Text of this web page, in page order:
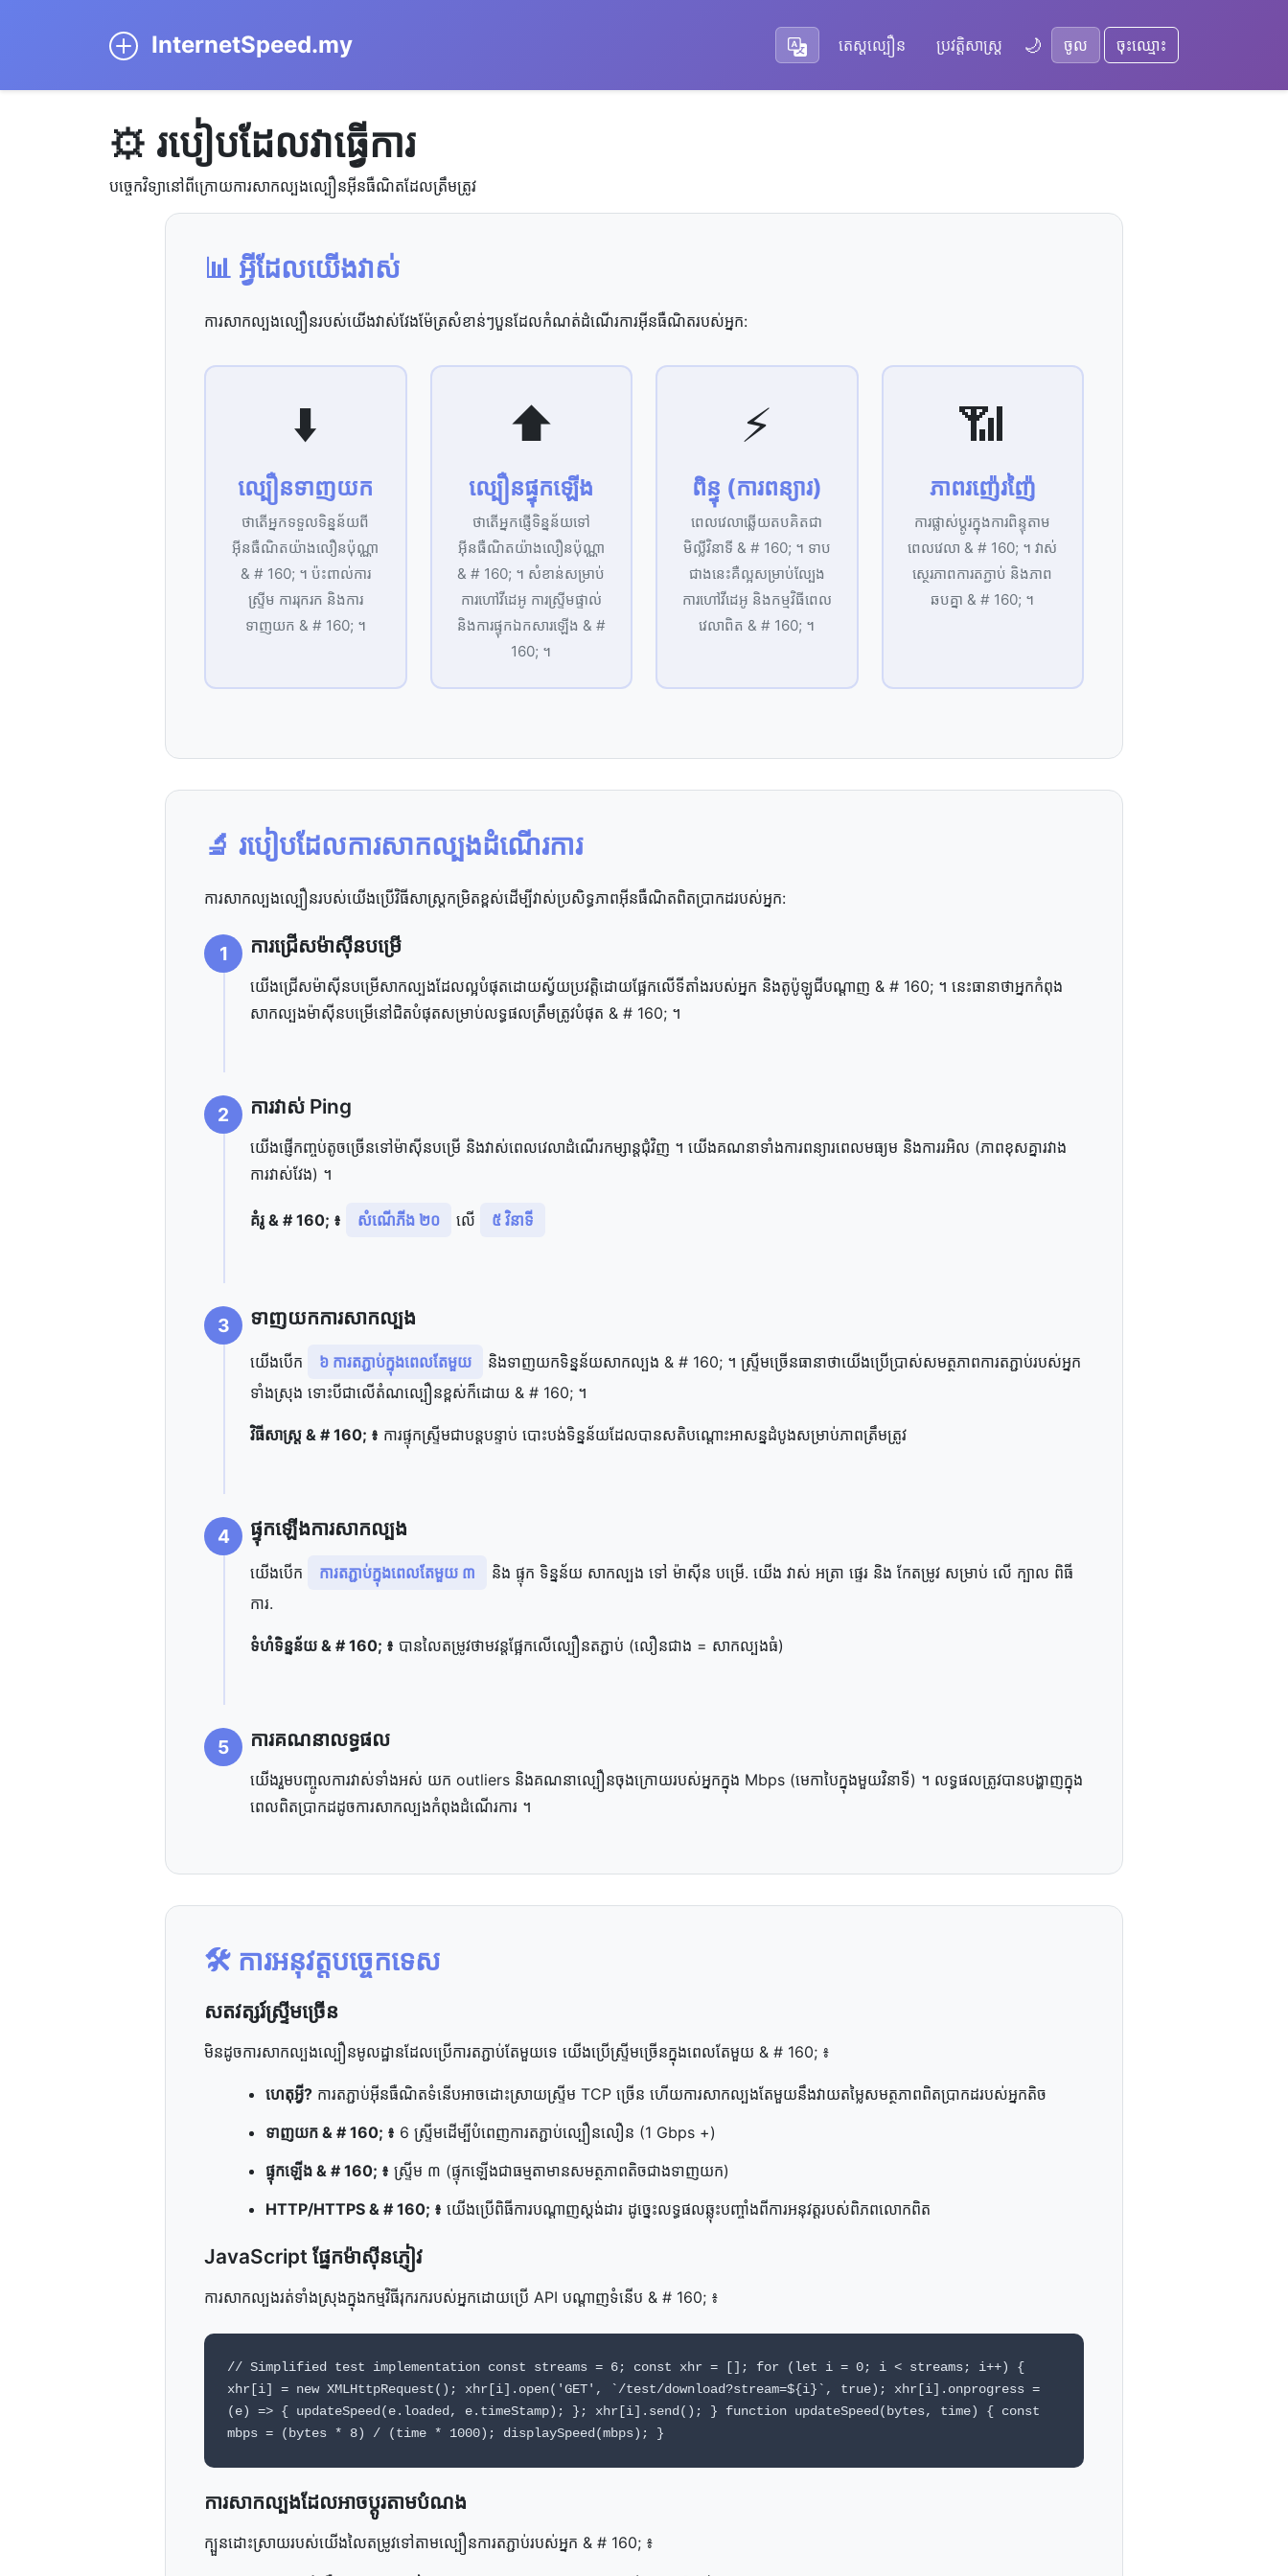
InternetSpeed.my តេស្តល្បឿន ប្រវត្តិសាស្ត្រ 🌙 ចូល ចុះឈ្មោះ
⚙️ របៀប​ដែល​វា​ធ្វើការ
បច្ចេកវិទ្យា​នៅ​ពី​ក្រោយ​ការ​សាកល្បង​ល្បឿន​អ៊ីនធឺណិត​ដែល​ត្រឹមត្រូវ
📊 អ្វី​ដែល​យើង​វាស់
ការសាកល្បងល្បឿនរបស់យើងវាស់វែងម៉ែត្រសំខាន់ៗបួនដែលកំណត់ដំណើរការអ៊ីនធឺណិតរបស់អ្នក:
⬇️
ល្បឿន​ទាញយក
ថា​តើ​អ្នក​ទទួល​ទិន្នន័យ​ពី​
អ៊ីនធឺណិត​យ៉ាង​លឿន​ប៉ុណ្ណា
& # 160; ។ ប៉ះពាល់​ការ​
ស្ទ្រីម ការ​រុករក និង​ការ​
ទាញយក & # 160; ។
⬆️
ល្បឿន​ផ្ទុក​ឡើង
ថា​តើ​អ្នក​ផ្ញើ​ទិន្នន័យ​ទៅ​
អ៊ីនធឺណិត​យ៉ាង​លឿន​ប៉ុណ្ណា
& # 160; ។ សំខាន់​សម្រាប់​
ការ​ហៅ​វីដេអូ ការ​ស្ទ្រីម​ផ្ទាល់
និង​ការ​ផ្ទុក​ឯកសារ​ឡើង & #
160; ។
⚡
ពិន្ទុ (ការ​ពន្យារ)
ពេលវេលា​ឆ្លើយតប​គិត​ជា​
មិល្លីវិនាទី & # 160; ។ ទាប​
ជាង​នេះ​គឺ​ល្អ​សម្រាប់​ល្បែង
ការ​ហៅ​វីដេអូ និង​កម្មវិធី​ពេល
វេលា​ពិត & # 160; ។
📶
ភាព​រញ៉េរញ៉ៃ
ការ​ផ្លាស់ប្ដូរ​ក្នុង​ការ​ពិន្ទុ​តាម​
ពេល​វេលា & # 160; ។ វាស់​
ស្ថេរភាព​ការ​តភ្ជាប់ និង​ភាព​
ឆបគ្នា & # 160; ។
🔬 របៀប​ដែល​ការ​សាកល្បង​ដំណើរការ
ការសាកល្បងល្បឿនរបស់យើងប្រើវិធីសាស្រ្តកម្រិតខ្ពស់ដើម្បីវាស់ប្រសិទ្ធភាពអ៊ីនធឺណិតពិតប្រាកដរបស់អ្នក:
1 ការ​ជ្រើស​ម៉ាស៊ីន​បម្រើ
យើង​ជ្រើស​ម៉ាស៊ីន​បម្រើ​សាកល្បង​ដែល​ល្អ​បំផុត​ដោយ​ស្វ័យ​ប្រវត្តិ​ដោយ​ផ្អែក​លើ​ទីតាំង​របស់​អ្នក និង​តូប៉ូឡូជី​បណ្ដាញ & # 160; ។ នេះ​ធានា​ថា​អ្នក​កំពុង​
សាកល្បង​ម៉ាស៊ីន​បម្រើ​នៅ​ជិត​បំផុត​សម្រាប់​លទ្ធផល​ត្រឹមត្រូវ​បំផុត & # 160; ។
2 ការ​វាស់ Ping
យើង​ផ្ញើ​កញ្ចប់​តូច​ច្រើន​ទៅ​ម៉ាស៊ីន​បម្រើ និង​វាស់​ពេលវេលា​ដំណើរ​កម្សាន្ត​ជុំ​វិញ ។ យើង​គណនា​ទាំង​ការ​ពន្យារ​ពេល​មធ្យម និង​ការ​រអិល (ភាព​ខុសគ្នា​រវាង​
ការ​វាស់​វែង) ។
គំរូ & # 160; ៖ សំណើ​ភីង ២០ លើ ៥ វិនាទី
3 ទាញយក​ការ​សាកល្បង
យើង​បើក ៦ ការ​តភ្ជាប់​ក្នុង​ពេល​តែ​មួយ
និង​ទាញយក​ទិន្នន័យ​សាកល្បង & # 160; ។ ស្ទ្រីម​ច្រើន​ធានា​ថា​យើង​ប្រើប្រាស់​សមត្ថភាព​ការ​តភ្ជាប់​របស់​អ្នក​
ទាំងស្រុង ទោះបី​ជា​លើ​តំណ​ល្បឿន​ខ្ពស់​ក៏ដោយ & # 160; ។
វិធីសាស្ត្រ & # 160; ៖ ការ​ផ្ទុក​ស្ទ្រីម​ជា​បន្តបន្ទាប់ បោះបង់​ទិន្នន័យ​ដែល​បាន​សតិ​បណ្ដោះអាសន្ន​ដំបូង​សម្រាប់​ភាព​ត្រឹមត្រូវ
4 ផ្ទុក​ឡើង​ការ​សាកល្បង
យើង​បើក ការ​តភ្ជាប់​ក្នុង​ពេល​តែ​មួយ ៣
និង ផ្ទុក ទិន្នន័យ សាកល្បង ទៅ ម៉ាស៊ីន បម្រើ. យើង វាស់ អត្រា ផ្ទេរ និង កែតម្រូវ សម្រាប់ លើ ក្បាល ពិធី
ការ.
ទំហំ​ទិន្នន័យ & # 160; ៖ បាន​លៃតម្រូវ​ថាមវន្ត​ផ្អែក​លើ​ល្បឿន​តភ្ជាប់ (លឿន​ជាង = សាកល្បង​ធំ)
5 ការ​គណនា​លទ្ធផល
យើង​រួម​បញ្ចូល​ការ​វាស់​ទាំងអស់ យក outliers និង​គណនា​ល្បឿន​ចុងក្រោយ​របស់​អ្នក​ក្នុង Mbps (មេកាបៃ​ក្នុង​មួយ​វិនាទី) ។ លទ្ធផល​ត្រូវបាន​បង្ហាញ​ក្នុង​
ពេល​ពិត​ប្រាកដ​ដូច​ការ​សាកល្បង​កំពុង​ដំណើរការ ។
🛠️ ការ​អនុវត្ត​បច្ចេកទេស
សតវត្សរ៍​ស្ទ្រីម​ច្រើន
មិន​ដូច​ការ​សាកល្បង​ល្បឿន​មូលដ្ឋាន​ដែល​ប្រើ​ការ​តភ្ជាប់​តែ​មួយ​ទេ យើង​ប្រើ​ស្ទ្រីម​ច្រើន​ក្នុង​ពេល​តែ​មួយ & # 160; ៖
ហេតុ​អ្វី​? ការ​តភ្ជាប់​អ៊ីនធឺណិត​ទំនើប​អាច​ដោះស្រាយ​ស្ទ្រីម TCP ច្រើន ហើយ​ការ​សាកល្បង​តែ​មួយ​នឹង​វាយតម្លៃ​សមត្ថភាព​ពិតប្រាកដ​របស់​អ្នក​តិច
ទាញយក & # 160; ៖ 6 ស្ទ្រីមដើម្បីបំពេញការតភ្ជាប់ល្បឿនលឿន (1 Gbps +)
ផ្ទុក​ឡើង & # 160; ៖ ស្ទ្រីម ៣ (ផ្ទុកឡើង​ជា​ធម្មតា​មាន​សមត្ថភាព​តិចជាង​ទាញយក)
HTTP/HTTPS & # 160; ៖ យើង​ប្រើ​ពិធីការ​បណ្ដាញ​ស្តង់ដារ ដូច្នេះ​លទ្ធផល​ឆ្លុះបញ្ចាំង​ពី​ការ​អនុវត្ត​របស់​ពិភពលោក​ពិត
JavaScript ផ្នែក​ម៉ាស៊ីន​ភ្ញៀវ
ការ​សាកល្បង​រត់​ទាំងស្រុង​ក្នុង​កម្មវិធី​រុករក​របស់​អ្នក​ដោយ​ប្រើ​ API បណ្ដាញ​ទំនើប & # 160; ៖
// Simplified test implementation const streams = 6; const xhr = []; for (let i = 0; i < streams; i++) {
xhr[i] = new XMLHttpRequest(); xhr[i].open('GET', `/test/download?stream=${i}`, true); xhr[i].onprogress =
(e) => { updateSpeed(e.loaded, e.timeStamp); }; xhr[i].send(); } function updateSpeed(bytes, time) { const
mbps = (bytes * 8) / (time * 1000); displaySpeed(mbps); }
ការ​សាកល្បង​ដែល​អាច​ប្ដូរ​តាម​បំណង
ក្បួន​ដោះស្រាយ​របស់​យើង​លៃតម្រូវ​ទៅ​តាម​ល្បឿន​ការ​តភ្ជាប់​របស់​អ្នក & # 160; ៖